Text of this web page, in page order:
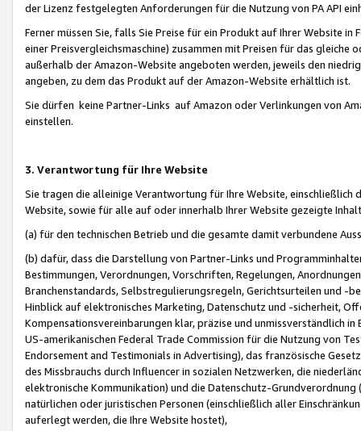
der Lizenz festgelegten Anforderungen für die Nutzung von PA API
Ferner müssen Sie, falls Sie Preise für ein Produkt auf Ihrer Website
einer Preisvergleichsmaschine) zusammen mit Preisen für das
außerhalb der Amazon-Website angeboten werden, jeweils den
angeben, zu dem das Produkt auf der Amazon-Website erhältlich ist.
Sie dürfen keine Partner-Links auf Amazon oder Verlinkungen von
einstellen.
3. Verantwortung für Ihre Website
Sie tragen die alleinige Verantwortung für Ihre Website,
Website, sowie für alle auf oder innerhalb Ihrer Website gezeigte
(a) für den technischen Betrieb und die gesamte damit verbundene
(b) dafür, dass die Darstellung von Partner-Links und
Bestimmungen, Verordnungen, Vorschriften, Regelungen,
Branchenstandards, Selbstregulierungsregeln, Gerichtsurteilen und -
Hinblick auf elektronisches Marketing, Datenschutz und -sicherheit,
Kompensationsvereinbarungen klar, präzise und unmissverständlich
US-amerikanischen Federal Trade Commission für die Nutzung von
Endorsement and Testimonials in Advertising), das französische
des Missbrauchs durch Influencer in sozialen Netzwerken, die
elektronische Kommunikation) und die Datenschutz-
natürlichen oder juristischen Personen (einschließlich aller
auferlegt werden, die Ihre Website hostet),